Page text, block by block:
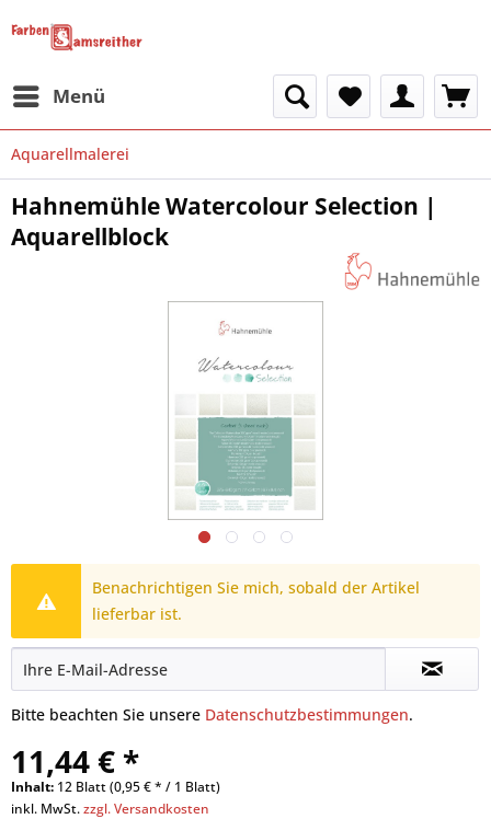
Menü
Aquarellmalerei
Hahnemühle Watercolour Selection |
Aquarellblock
Benachrichtigen Sie mich, sobald der Artikel
lieferbar ist.
Bitte beachten Sie unsere Datenschutzbestimmungen.
11,44 € *
Inhalt: 12 Blatt (0,95 € * / 1 Blatt)
inkl. MwSt.zzgl. Versandkosten